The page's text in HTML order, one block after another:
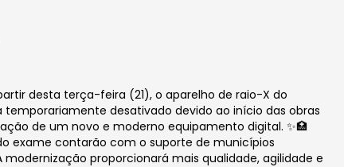
desta terça-feira (21), o aparelho de raio-X do
temporariamente desativado devido ao início das obras
de um novo e moderno equipamento digital. ✨🏥
exame contarão com o suporte de municípios
proporcionará mais qualidade, agilidade e